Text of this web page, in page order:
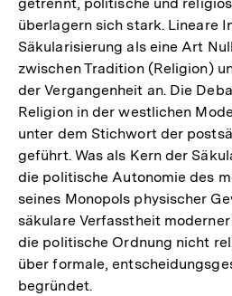
überlagern sich stark. Lineare
Säkularisierung als eine Art
zwischen Tradition (Religion)
der Vergangenheit an. Die
Religion in der westlichen
unter dem Stichwort der
geführt. Was als Kern der
die politische Autonomie des
seines Monopols physischer
säkulare Verfasstheit
die politische Ordnung nicht
über formale,
begründet.